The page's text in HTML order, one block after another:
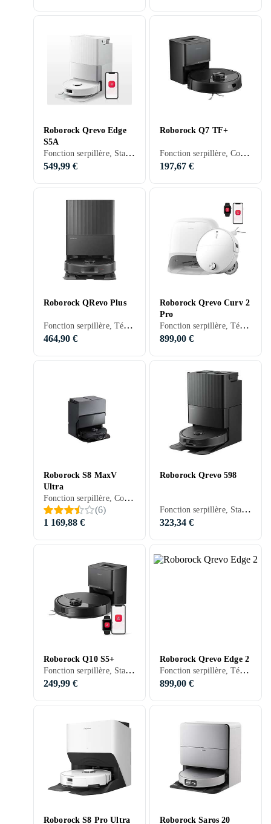
Roborock Qrevo Edge
S5A
Fonction serpillère, Station d'accueil
549,99 €
Roborock Q7 TF+
Fonction serpillère, Contrôle vocal, Prise en charge programmation, Télécommande, Stationnement automatique, Contrôle via application, Séchage automatique de la serpillière, Station d'accueil, 150 min, 65 dB, Vidage automatique
197,67 €
Roborock QRevo Plus
Fonction serpillère, Télécommande, Détection d'escaliers, Stationnement automatique, Mur virtuel (barrière), Indiqué pour animaux domestiques, Contrôle via application, Nettoyage des bords, Séchage automatique de la serpillière, Station d'accueil, 180 min, 67 dB, Vidage automatique
464,90 €
Roborock Qrevo Curv 2
Pro
Fonction serpillère, Télécommande, Détection d'escaliers, Stationnement automatique, Nettoyage des bords, Séchage automatique de la serpillière, Station d'accueil, 220 min, 64 dB, Vidage automatique
899,00 €
Roborock S8 MaxV
Ultra
Fonction serpillère, Contrôle vocal, Prise en charge programmation, Télécommande, Détection d'escaliers, Stationnement automatique, Mur virtuel (barrière), Contrôle via application, Nettoyage des bords, Station d'accueil, 180 min, Sols durs, Tapis, 67 dB, Vidage automatique
(6)
1 169,88 €
Roborock Qrevo 598
Fonction serpillère, Stationnement automatique, Séchage automatique de la serpillière, Station d'accueil, 180 min, 64 dB, Vidage automatique
323,34 €
Roborock Q10 S5+
Fonction serpillère, Station d'accueil, Vidage automatique
249,99 €
Roborock Qrevo Edge 2
Fonction serpillère, Télécommande, Séchage automatique de la serpillière, Station d'accueil, 295 min, Vidage automatique
899,00 €
Roborock S8 Pro Ultra Roborock Saros 20